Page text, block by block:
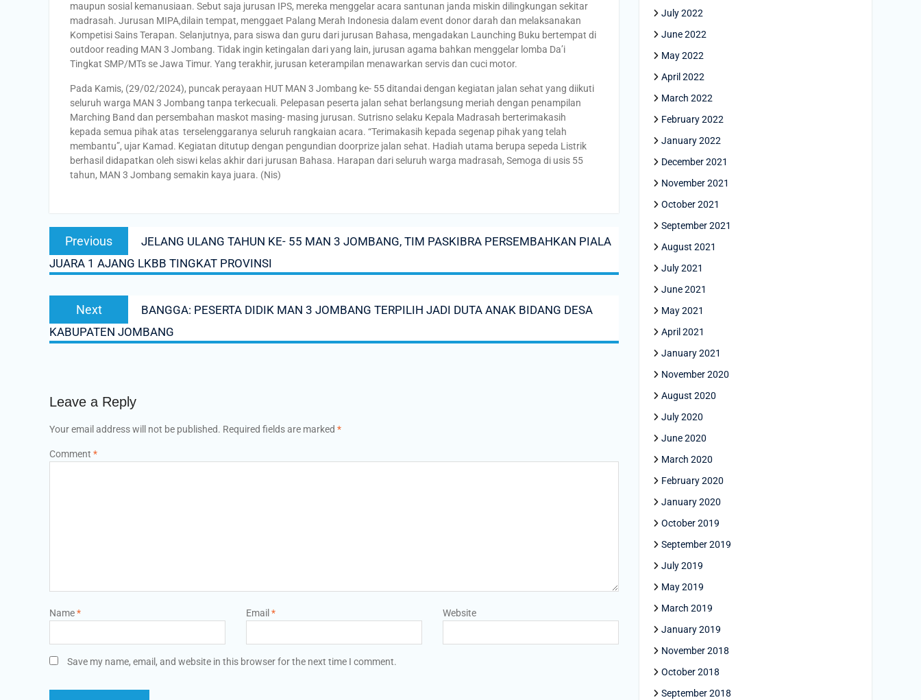
maupun sosial kemanusiaan. Sebut saja jurusan IPS, mereka menggelar acara santunan janda miskin dilingkungan sekitar
madrasah. Jurusan MIPA,dilain tempat, menggaet Palang Merah Indonesia dalam event donor darah dan melaksanakan
Kompetisi Sains Terapan. Selanjutnya, para siswa dan guru dari jurusan Bahasa, mengadakan Launching Buku bertempat di
outdoor reading MAN 3 Jombang. Tidak ingin ketingalan dari yang lain, jurusan agama bahkan menggelar lomba Da’i
Tingkat SMP/MTs se Jawa Timur. Yang terakhir, jurusan keterampilan menawarkan servis dan cuci motor.
Pada Kamis, (29/02/2024), puncak perayaan HUT MAN 3 Jombang ke- 55 ditandai dengan kegiatan jalan sehat yang diikuti
seluruh warga MAN 3 Jombang tanpa terkecuali. Pelepasan peserta jalan sehat berlangsung meriah dengan penampilan
Marching Band dan persembahan maskot masing- masing jurusan. Sutrisno selaku Kepala Madrasah berterimakasih
kepada semua pihak atas terselenggaranya seluruh rangkaian acara. “Terimakasih kepada segenap pihak yang telah
membantu”, ujar Kamad. Kegiatan ditutup dengan pengundian doorprize jalan sehat. Hadiah utama berupa sepeda Listrik
berhasil didapatkan oleh siswi kelas akhir dari jurusan Bahasa. Harapan dari seluruh warga madrasah, Semoga di usis 55
tahun, MAN 3 Jombang semakin kaya juara. (Nis)
Post
navigation
Previous
post:
JELANG ULANG TAHUN KE- 55 MAN 3 JOMBANG, TIM PASKIBRA PERSEMBAHKAN PIALA
JUARA 1 AJANG LKBB TINGKAT PROVINSI
Next
post:
BANGGA: PESERTA DIDIK MAN 3 JOMBANG TERPILIH JADI DUTA ANAK BIDANG DESA
KABUPATEN JOMBANG
Leave a Reply
Your email address will not be published. Required fields are marked *
Comment *
Name* Email * Website
Save my name, email, and website in this browser for the next time I comment.
July 2022
June 2022
May 2022
April 2022
March 2022
February 2022
January 2022
December 2021
November 2021
October 2021
September 2021
August 2021
July 2021
June 2021
May 2021
April 2021
January 2021
November 2020
August 2020
July 2020
June 2020
March 2020
February 2020
January 2020
October 2019
September 2019
July 2019
May 2019
March 2019
January 2019
November 2018
October 2018
September 2018